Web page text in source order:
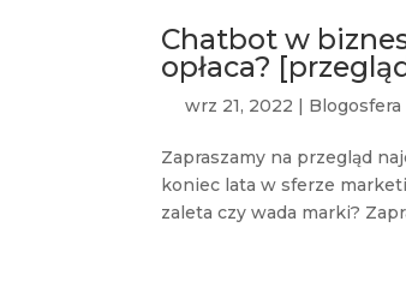
Chatbot w
opłaca?
wrz 21, 2022 | Blogosfera
Zapraszamy na przegląd
koniec lata w sferze
zaleta czy wada marki?